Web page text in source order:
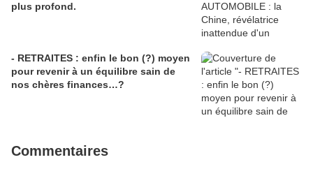
plus profond.
- RETRAITES : enfin le bon (?) moyen
pour revenir à un équilibre sain de
nos chères finances…?
Commentaires